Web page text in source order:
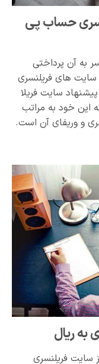
حساب پی
به آن پرداختی
سایت های فریلنسری
سایت فریلا
این خود به مراتب
و وریفای آن است.
به ریال
سایت فریلنسری